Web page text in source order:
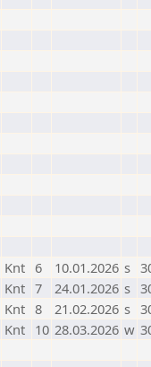
Knt 6 10.01.2026 s
Knt 7 24.01.2026 s
Knt 8 21.02.2026 s
Knt 10 28.03.2026 w